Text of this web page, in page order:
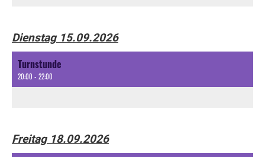
Dienstag 15.09.2026
Turnstunde
20:00 - 22:00
Freitag 18.09.2026